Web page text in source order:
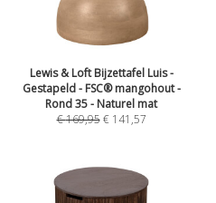
Lewis & Loft Bijzettafel Luis -
Gestapeld - FSC® mangohout -
Rond 35 - Naturel mat
€169,95 € 141,57